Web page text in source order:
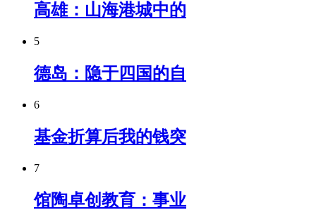
高雄：山海港城中的
5
德岛：隐于四国的自
6
基金折算后我的钱突
7
馆陶卓创教育：事业